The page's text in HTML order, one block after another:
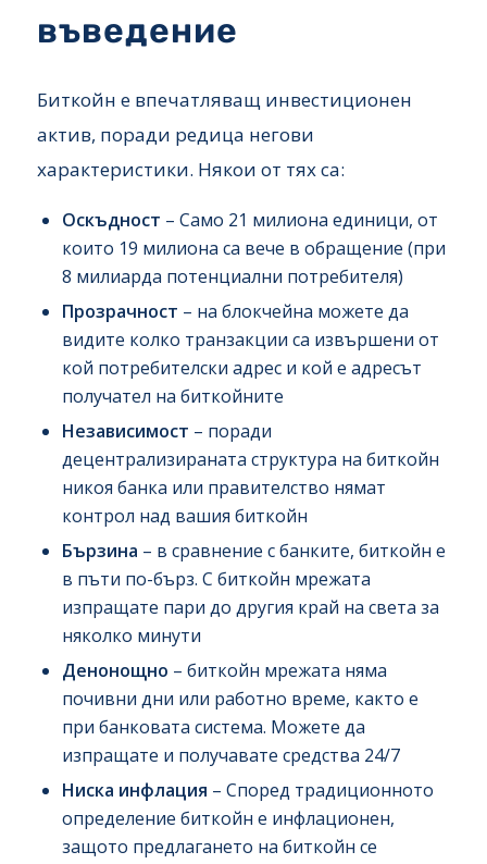
въведение
Биткойн е впечатляващ инвестиционен
актив, поради редица негови
характеристики. Някои от тях са:
Оскъдност – Само 21 милиона единици, от
които 19 милиона са вече в обращение (при
8 милиарда потенциални потребителя)
Прозрачност – на блокчейна можете да
видите колко транзакции са извършени от
кой потребителски адрес и кой е адресът
получател на биткойните
Независимост – поради
децентрализираната структура на биткойн
никоя банка или правителство нямат
контрол над вашия биткойн
Бързина – в сравнение с банките, биткойн е
в пъти по-бърз. С биткойн мрежата
изпращате пари до другия край на света за
няколко минути
Денонощно – биткойн мрежата няма
почивни дни или работно време, както е
при банковата система. Можете да
изпращате и получавате средства 24/7
Ниска инфлация – Според традиционното
определение биткойн е инфлационен,
защото предлагането на биткойн се